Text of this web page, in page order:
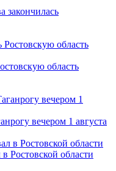
закончилась
область
вечером 1 августа
Ростовской области